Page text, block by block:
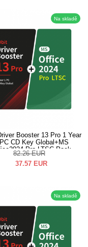
Na skladě
Booster 13 Pro 1 Year
CD Key Global+MS
Pro LTSC Pack
82.26 EUR
37.57 EUR
Na skladě